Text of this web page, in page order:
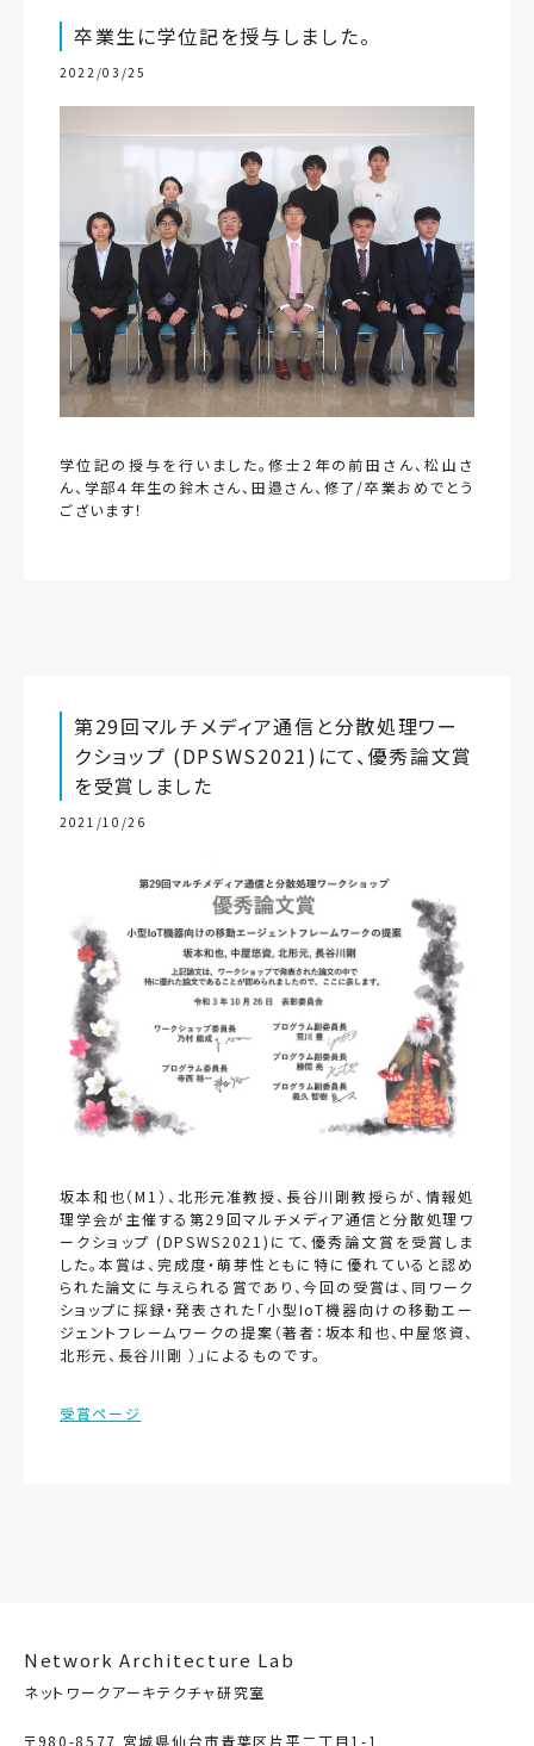
卒業生に学位記を授与しました。
2022/03/25
学位記の授与を行いました。修士2年の前田さん、松山さ
ん、学部４年生の鈴木さん、田邉さん、修了/卒業おめでとう
ございます！
第29回マルチメディア通信と分散処理ワー
クショップ (DPSWS2021)にて、優秀論文賞
を受賞しました
2021/10/26
坂本和也（M1）、北形元准教授、長谷川剛教授らが、情報処
理学会が主催する第29回マルチメディア通信と分散処理ワ
ークショップ (DPSWS2021)にて、優秀論文賞を受賞しま
した。本賞は、完成度・萌芽性ともに特に優れていると認め
られた論文に与えられる賞であり、今回の受賞は、同ワーク
ショップに採録・発表された「小型IoT機器向けの移動エー
ジェントフレームワークの提案（著者：坂本和也、中屋悠資、
北形元、長谷川剛 ）」によるものです。
受賞ページ
Network Architecture Lab
ネットワークアーキテクチャ研究室
〒980-8577 宮城県仙台市青葉区片平二丁目1-1